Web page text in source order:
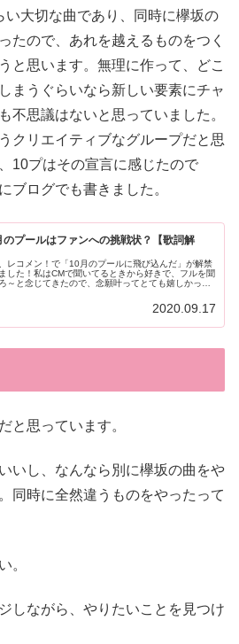
い大切な曲であり、同時に欅坂の
たので、あれを越えるものをつく
と思います。無理に作って、どこ
まうぐらいなら新しい要素にチャ
不思議はないと思っていました。
クリエイティブなグループだと思
10プはその宣言に感じたので
ブログでも書きました。
のプールはファンへの挑戦状？【歌詞解
レコメン！で「10月のプールに飛び込んだ」が解禁
した！私はCMで聞いてるときから好きで、フルを聞
～と念じてきたので、念願叶ってとても嬉しかった
2020.09.17
と思っています。
いし、なんなら別に欅坂の曲をや
同時に全然違うものをやったって
。
しながら、やりたいことを見つけ